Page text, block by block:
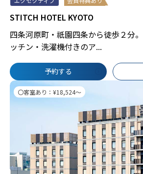
STITCH HOTEL KYOTO
四条河原町・祇園四条から徒歩２分
ッチン・洗濯機付きのア...
予約する
〇客室あり：¥18,524～